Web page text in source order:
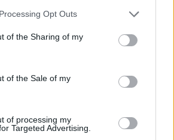
website/app uses one or more Google
or usage behaviour. You may click to
to Google and its third-party tags to
specified purposes in below Google
Opt Outs
of the Sharing of my
of the Sale of my
of processing my
Targeted Advertising.
στρέφονται πλέον σε
αντί για τις κλασικές
ή να βρουν νέες συνταγές.
για ζητήματα όπως η
τα δεδομένα εκπαίδευσης
θέσεις εργασίας, επιλέγουν να